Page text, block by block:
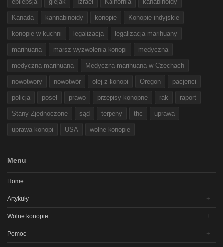
epilepsja glejak Izrael Kalifornia kanabinoidy
Kanada kannabinoidy konopie Konopie indyjskie
konopie w kuchni legalizacja legalizacja marihuany
marihuana marsz wyzwolenia konopi medyczna
medyczna marihuana Medyczna marihuana w Czechach
nowotwory nowotwór olej z konopi Oregon pacjenci
policja poseł prawo przepisy konopne rak raport
Stany Zjednoczone sąd terpeny thc uprawa
uprawa konopi USA wolne konopie
Menu
Home
Artykuły
Wolne konopie
Pomoc